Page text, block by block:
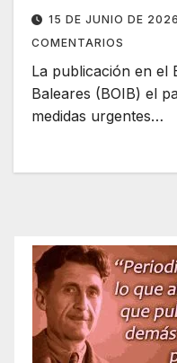
15 DE JUNIO DE 2026
COMENTARIOS
La publicación en el
Baleares (BOIB) el
medidas urgentes…